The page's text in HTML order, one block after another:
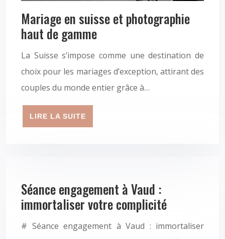
Mariage en suisse et photographie
haut de gamme
La Suisse s’impose comme une destination de
choix pour les mariages d’exception, attirant des
couples du monde entier grâce à…
LIRE LA SUITE
Séance engagement à Vaud :
immortaliser votre complicité
# Séance engagement à Vaud : immortaliser